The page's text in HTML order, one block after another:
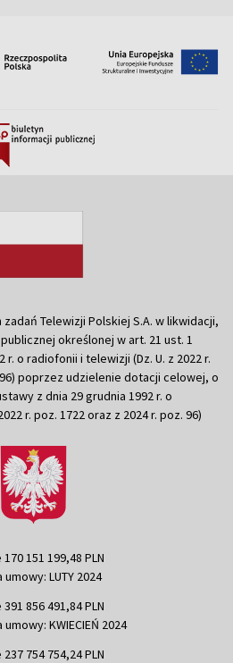
Telewizji Polskiej S.A. w likwidacji,
określonej w art. 21 ust. 1
r. o radiofonii i telewizji (Dz. U. z 2022 r.
poprzez udzielenie dotacji celowej, o
z dnia 29 grudnia 1992 r. o
r. poz. 1722 oraz z 2024 r. poz. 96)
151 199,48 PLN
LUTY 2024
856 491,84 PLN
KWIECIEŃ 2024
754 754,24 PLN